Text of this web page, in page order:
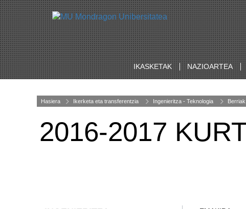
IKASKETAK NAZIOARTEA
Hasiera Ikerketa eta transferentzia Ingenieritza - Teknologia Berriak
2016-2017